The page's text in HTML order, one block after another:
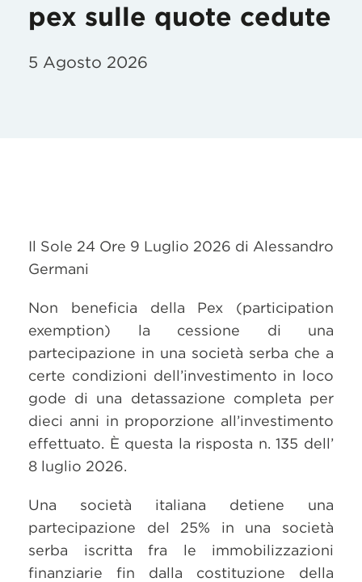
pex sulle quote cedute
5 Agosto 2026
Il Sole 24 Ore 9 Luglio 2026 di Alessandro
Germani
Non beneficia della Pex (participation
exemption) la cessione di una
partecipazione in una società serba che a
certe condizioni dell’investimento in loco
gode di una detassazione completa per
dieci anni in proporzione all’investimento
effettuato. È questa la risposta n. 135 dell’
8 luglio 2026.
Una società italiana detiene una
partecipazione del 25% in una società
serba iscritta fra le immobilizzazioni
finanziarie fin dalla costituzione della